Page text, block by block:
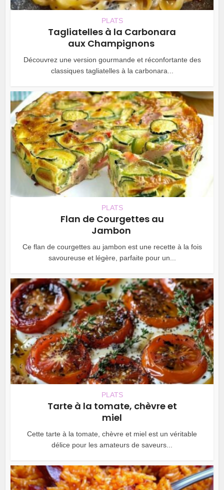
PLATS
Tagliatelles à la Carbonara
aux Champignons
Découvrez une version gourmande et réconfortante des
classiques tagliatelles à la carbonara...
PLATS
Flan de Courgettes au
Jambon
Ce flan de courgettes au jambon est une recette à la fois
savoureuse et légère, parfaite pour un...
PLATS
Tarte à la tomate, chèvre et
miel
Cette tarte à la tomate, chèvre et miel est un véritable
délice pour les amateurs de saveurs...